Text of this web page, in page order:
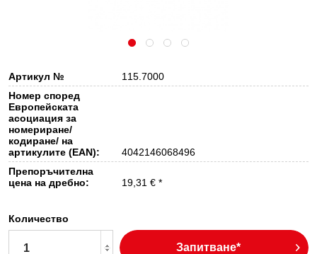
Артикул №
115.7000
Номер според
Европейската
асоциация за
номериране/
кодиране/ на
артикулите (EAN):
4042146068496
Препоръчителна
цена на дребно:
19,31 € *
Количество
Запитване*